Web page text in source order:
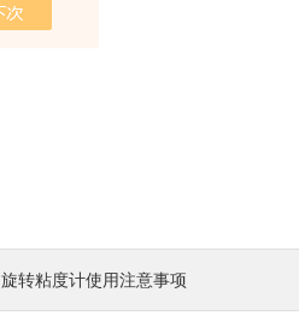
旋转粘度计使用注意事项